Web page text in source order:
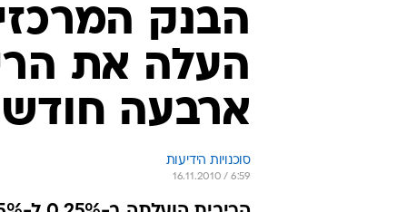
הבנק
העלה את
ארבעה
סוכנויות הידיעות
16.11.2010 / 6:59